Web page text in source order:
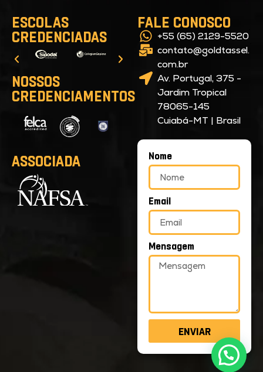
ESCOLAS
CREDENCIADAS
NOSSOS
CREDENCIAMENTOS
ASSOCIADA
FALE CONOSCO
+55 (65) 2129-5520
contato@goldtassel.
com.br
Av. Portugal, 375 -
Jardim Tropical
78065-145
Cuiabá-MT | Brasil
Nome
Email
Mensagem
ENVIAR